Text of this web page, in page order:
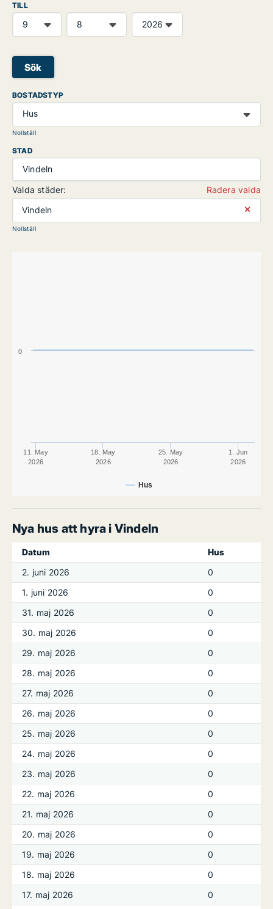
TILL
Sök
BOSTADSTYP
Hus
Nollställ
STAD
Vindeln
Valda städer:
Radera valda
Vindeln
⨯
Nollställ
Hus
11. May
2026
18. May
2026
25. May
2026
1. Jun
2026
0
Nya hus att hyra i Vindeln
Datum
Hus
2. juni 2026
0
1. juni 2026
0
31. maj 2026
0
30. maj 2026
0
29. maj 2026
0
28. maj 2026
0
27. maj 2026
0
26. maj 2026
0
25. maj 2026
0
24. maj 2026
0
23. maj 2026
0
22. maj 2026
0
21. maj 2026
0
20. maj 2026
0
19. maj 2026
0
18. maj 2026
0
17. maj 2026
0